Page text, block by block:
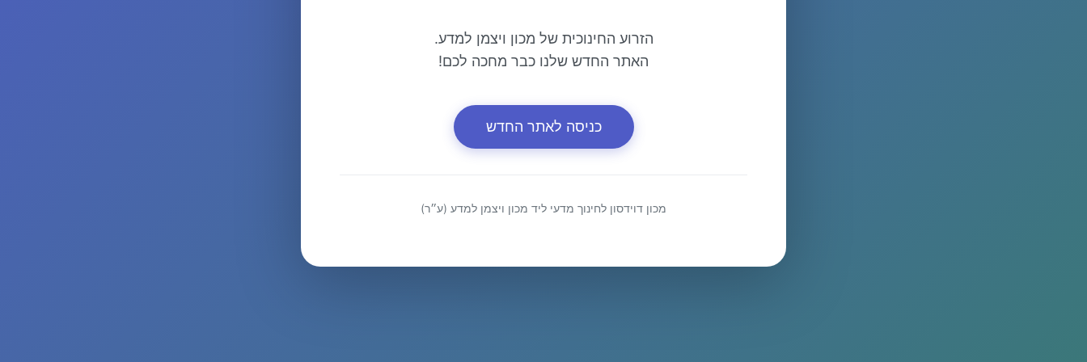
הזרוע החינוכית של מכון ויצמן למדע.
האתר החדש שלנו כבר מחכה לכם!
כניסה לאתר החדש
מכון דוידסון לחינוך מדעי ליד מכון ויצמן למדע (ע״ר)